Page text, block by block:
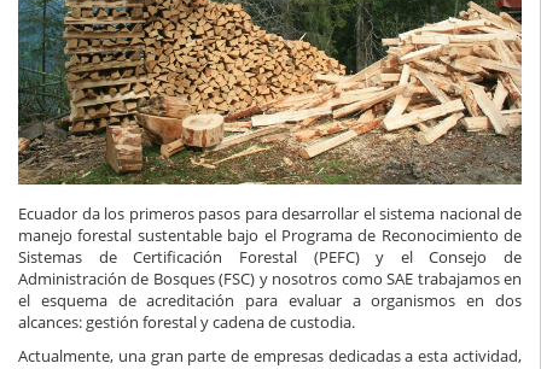
Ecuador da los primeros pasos para desarrollar el sistema nacional de
manejo forestal sustentable bajo el Programa de Reconocimiento de
Sistemas de Certificación Forestal (PEFC) y el Consejo de
Administración de Bosques (FSC) y nosotros como SAE trabajamos en
el esquema de acreditación para evaluar a organismos en dos
alcances: gestión forestal y cadena de custodia.
Actualmente, una gran parte de empresas dedicadas a esta actividad,